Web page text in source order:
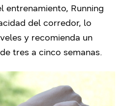
entrenamiento, Running
del corredor, lo
y recomienda un
tres a cinco semanas.